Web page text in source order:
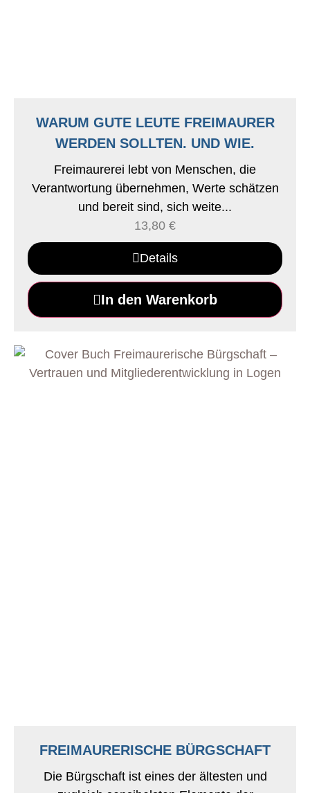
WARUM GUTE LEUTE FREIMAURER
WERDEN SOLLTEN. UND WIE.
Freimaurerei lebt von Menschen, die
Verantwortung übernehmen, Werte schätzen
und bereit sind, sich weite...
13,80 €
Details
In den Warenkorb
FREIMAURERISCHE BÜRGSCHAFT
Die Bürgschaft ist eines der ältesten und